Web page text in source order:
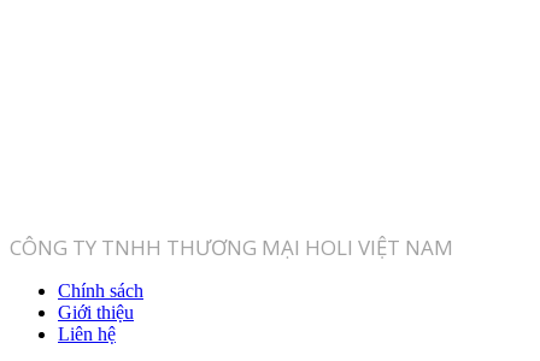
CÔNG TY TNHH THƯƠNG MẠI HOLI VIỆT NAM
Chính sách
Giới thiệu
Liên hệ